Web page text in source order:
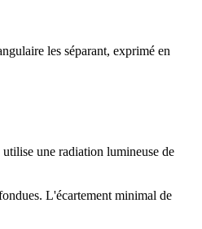
les séparant, exprimé en
une radiation lumineuse de
L'écartement minimal de